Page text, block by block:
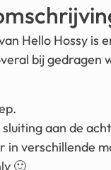
Hello Hossy is
bij gedragen
aan de
in verschillende
🙂